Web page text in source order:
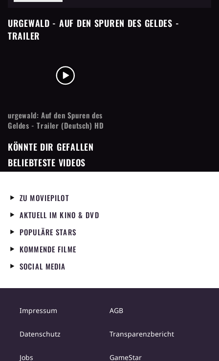
URGEWALD - AUF DEN SPUREN DES GELDES -
TRAILER
urgewald: Auf den Spuren des
Geldes - Trailer (Deutsch) HD
KÖNNTE DIR GEFALLEN
BELIEBTESTE VIDEOS
ZU MOVIEPILOT
AKTUELL IM KINO & DVD
POPULÄRE STARS
KOMMENDE FILME
SOCIAL MEDIA
Impressum AGB
Datenschutz Transparenzbericht
Jobs GameStar